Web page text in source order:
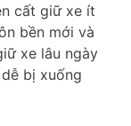
cất giữ xe ít
bền mới và
xe lâu ngày
bị xuống